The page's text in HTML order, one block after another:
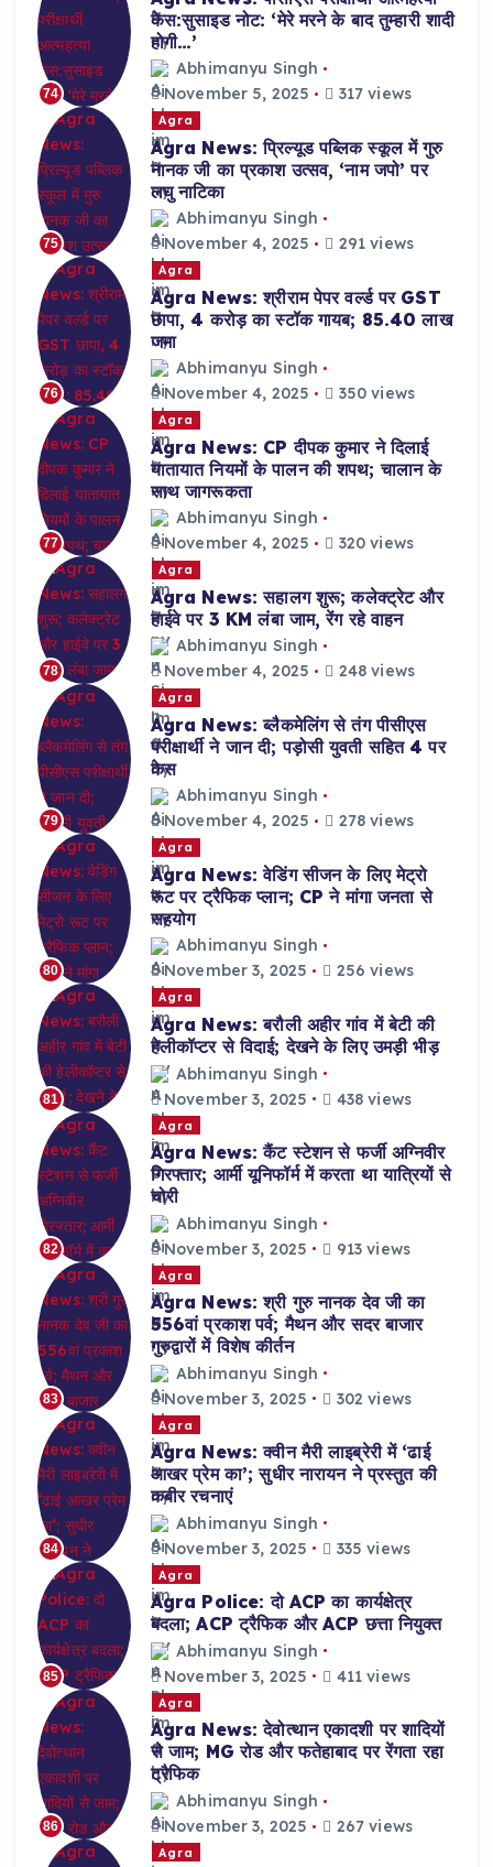
74
केस:सुसाइड नोट: ‘मेरे मरने के बाद तुम्हारी शादी
होगी…’
Abhimanyu Singh
November 5, 2025
317 views
75
Agra
Agra News: प्रिल्यूड पब्लिक स्कूल में गुरु
नानक जी का प्रकाश उत्सव, ‘नाम जपो’ पर
लघु नाटिका
Abhimanyu Singh
November 4, 2025
291 views
76
Agra
Agra News: श्रीराम पेपर वर्ल्ड पर GST
छापा, 4 करोड़ का स्टॉक गायब; 85.40 लाख
जमा
Abhimanyu Singh
November 4, 2025
350 views
77
Agra
Agra News: CP दीपक कुमार ने दिलाई
यातायात नियमों के पालन की शपथ; चालान के
साथ जागरूकता
Abhimanyu Singh
November 4, 2025
320 views
78
Agra
Agra News: सहालग शुरू; कलेक्ट्रेट और
हाईवे पर 3 KM लंबा जाम, रेंग रहे वाहन
Abhimanyu Singh
November 4, 2025
248 views
79
Agra
Agra News: ब्लैकमेलिंग से तंग पीसीएस
परीक्षार्थी ने जान दी; पड़ोसी युवती सहित 4 पर
केस
Abhimanyu Singh
November 4, 2025
278 views
80
Agra
Agra News: वेडिंग सीजन के लिए मेट्रो
रूट पर ट्रैफिक प्लान; CP ने मांगा जनता से
सहयोग
Abhimanyu Singh
November 3, 2025
256 views
81
Agra
Agra News: बरौली अहीर गांव में बेटी की
हेलीकॉप्टर से विदाई; देखने के लिए उमड़ी भीड़
Abhimanyu Singh
November 3, 2025
438 views
82
Agra
Agra News: कैंट स्टेशन से फर्जी अग्निवीर
गिरफ्तार; आर्मी यूनिफॉर्म में करता था यात्रियों से
चोरी
Abhimanyu Singh
November 3, 2025
913 views
83
Agra
Agra News: श्री गुरु नानक देव जी का
556वां प्रकाश पर्व; मैथन और सदर बाजार
गुरुद्वारों में विशेष कीर्तन
Abhimanyu Singh
November 3, 2025
302 views
84
Agra
Agra News: क्वीन मैरी लाइब्रेरी में ‘ढाई
आखर प्रेम का’; सुधीर नारायन ने प्रस्तुत की
कबीर रचनाएं
Abhimanyu Singh
November 3, 2025
335 views
85
Agra
Agra Police: दो ACP का कार्यक्षेत्र
बदला; ACP ट्रैफिक और ACP छत्ता नियुक्त
Abhimanyu Singh
November 3, 2025
411 views
86
Agra
Agra News: देवोत्थान एकादशी पर शादियों
से जाम; MG रोड और फतेहाबाद पर रेंगता रहा
ट्रैफिक
Abhimanyu Singh
November 3, 2025
267 views
Agra